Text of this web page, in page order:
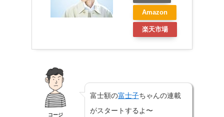
Amazon
楽天市場
コージ
富士額の富士子ちゃんの連載
がスタートするよ〜